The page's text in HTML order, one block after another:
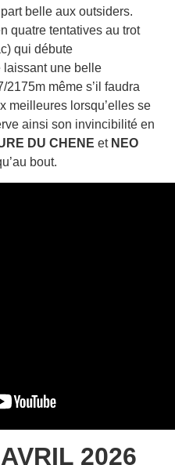
belle aux outsiders.
quatre tentatives au trot
qui débute
laissant une belle
2175m même s’il faudra
meilleures lorsqu’elles se
ainsi son invincibilité en
DU CHENE et NEO
bout.
2026